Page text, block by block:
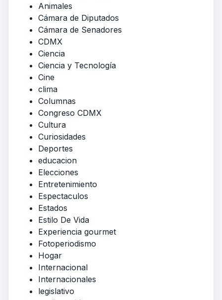
Animales
Cámara de Diputados
Cámara de Senadores
CDMX
Ciencia
Ciencia y Tecnología
Cine
clima
Columnas
Congreso CDMX
Cultura
Curiosidades
Deportes
educacion
Elecciones
Entretenimiento
Espectaculos
Estados
Estilo De Vida
Experiencia gourmet
Fotoperiodismo
Hogar
Internacional
Internacionales
legislativo